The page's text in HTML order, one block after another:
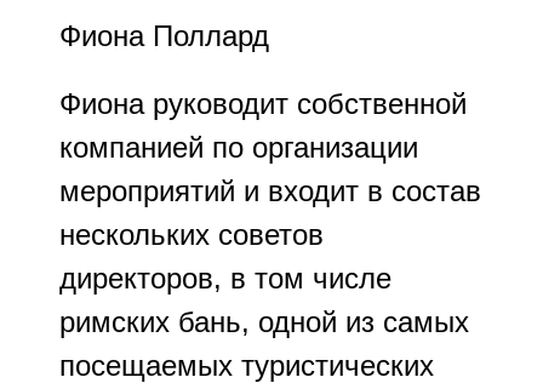
Фиона Поллард
Фиона руководит собственной
компанией по организации
мероприятий и входит в состав
нескольких советов
директоров, в том числе
римских бань, одной из самых
посещаемых туристических